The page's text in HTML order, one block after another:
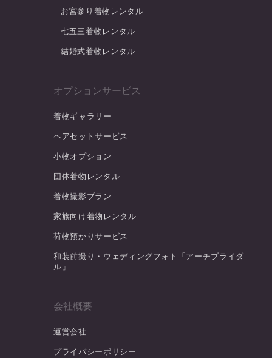
お宮参り着物レンタル
七五三着物レンタル
結婚式着物レンタル
オプションサービス
着物ギャラリー
ヘアセットサービス
小物オプション
団体着物レンタル
着物撮影プラン
家族向け着物レンタル
荷物預かりサービス
和装前撮り・ウェディングフォト「アーチブライダ
ル」
会社概要
運営会社
プライバシーポリシー